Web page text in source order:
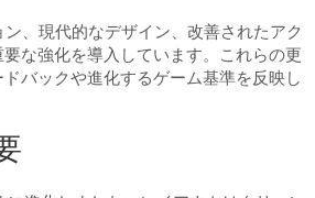
、現代的なデザイン、改善されたアク
な強化を導入しています。これらの更
バックや進化するゲーム基準を反映し